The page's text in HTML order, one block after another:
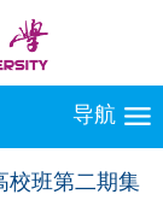
导航
校班第二期集